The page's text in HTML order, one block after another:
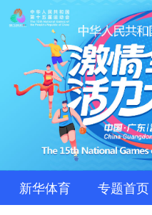
新华体育 专题首页